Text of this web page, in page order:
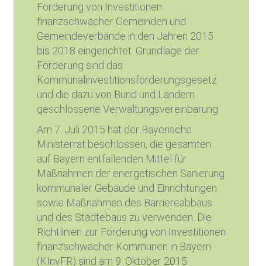
Förderung von Investitionen
finanzschwacher Gemeinden und
Gemeindeverbände in den Jahren 2015
bis 2018 eingerichtet. Grundlage der
Förderung sind das
Kommunalinvestitionsförderungsgesetz
und die dazu von Bund und Ländern
geschlossene Verwaltungsvereinbarung.
Am 7. Juli 2015 hat der Bayerische
Ministerrat beschlossen, die gesamten
auf Bayern entfallenden Mittel für
Maßnahmen der energetischen Sanierung
kommunaler Gebäude und Einrichtungen
sowie Maßnahmen des Barriereabbaus
und des Städtebaus zu verwenden. Die
Richtlinien zur Förderung von Investitionen
finanzschwacher Kommunen in Bayern
(KInvFR) sind am 9. Oktober 2015